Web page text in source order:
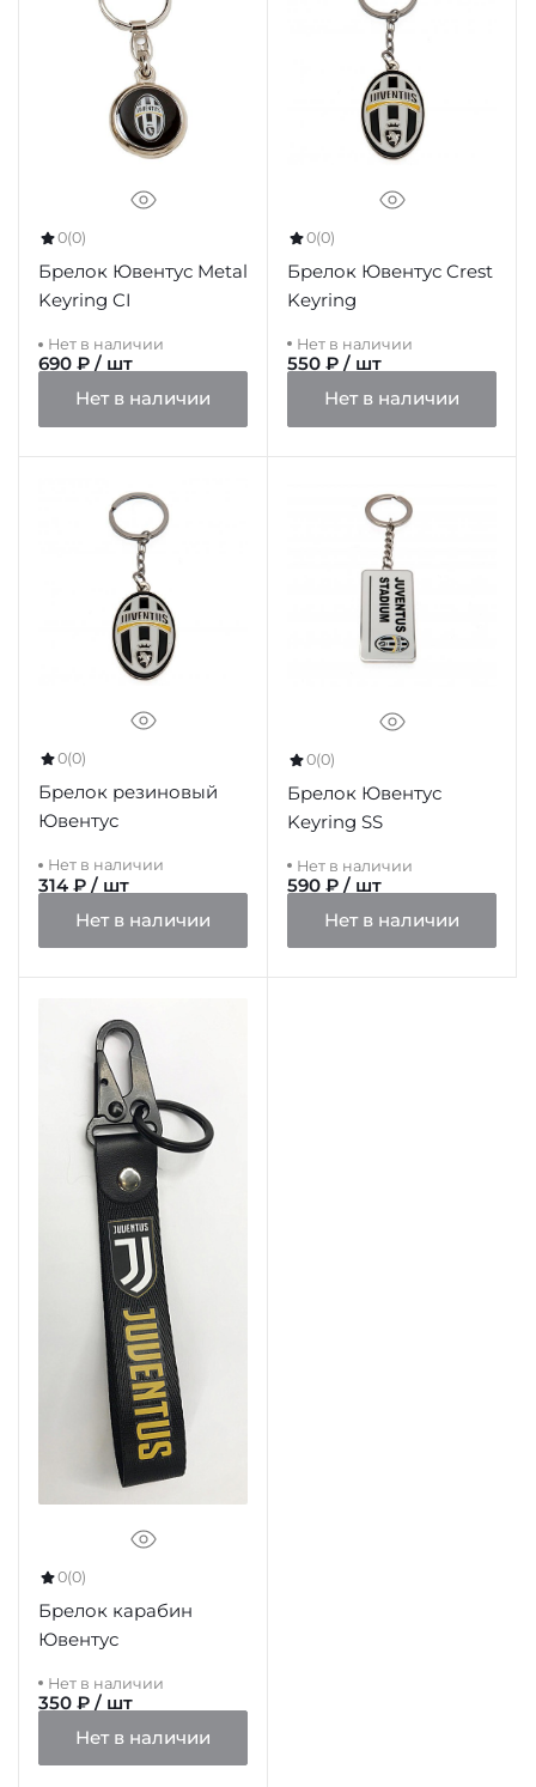
0(0)
Брелок Ювентус Metal
Keyring CI
Нет в наличии
690 ₽ / шт
Нет в наличии
0(0)
Брелок Ювентус Crest
Keyring
Нет в наличии
550 ₽ / шт
Нет в наличии
0(0)
Брелок резиновый
Ювентус
Нет в наличии
314 ₽ / шт
Нет в наличии
0(0)
Брелок Ювентус
Keyring SS
Нет в наличии
590 ₽ / шт
Нет в наличии
0(0)
Брелок карабин
Ювентус
Нет в наличии
350 ₽ / шт
Нет в наличии